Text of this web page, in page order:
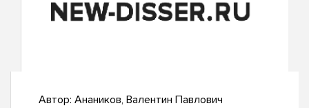
Автор: Анаников, Валентин Павлович